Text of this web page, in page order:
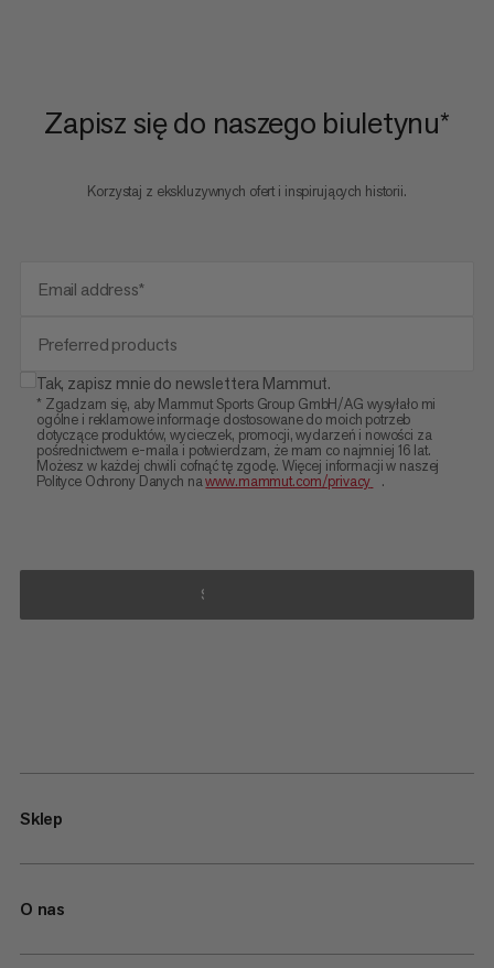
Zapisz się do naszego biuletynu*
Korzystaj z ekskluzywnych ofert i inspirujących historii.
Email address*
Preferred products
Tak, zapisz mnie do newslettera Mammut.
* Zgadzam się, aby Mammut Sports Group GmbH/AG wysyłało mi
ogólne i reklamowe informacje dostosowane do moich potrzeb
dotyczące produktów, wycieczek, promocji, wydarzeń i nowości za
pośrednictwem e-maila i potwierdzam, że mam co najmniej 16 lat.
Możesz w każdej chwili cofnąć tę zgodę. Więcej informacji w naszej
Polityce Ochrony Danych nawww.mammut.com/privacy .
SUBSCRIBE
Sklep
O nas